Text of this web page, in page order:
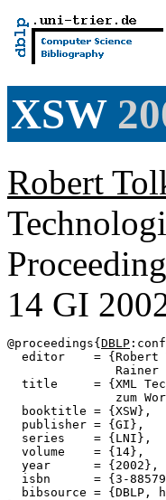
XSW
Robert
14 GI
@proceedings{ DBLP
editor    = {Robert
Rainer
title     = {XML
zum
  booktitle = {XSW},
  publisher = {GI},
  series    = {LNI},
  volume    = {14},
  year      = {2002},
isbn      = {3-
bibsource = {DBLP,